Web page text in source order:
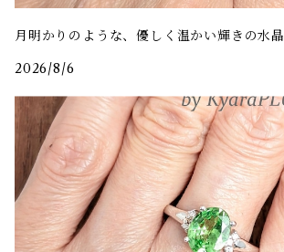
月明かりのような、優しく温かい輝きの水晶
2026/8/6